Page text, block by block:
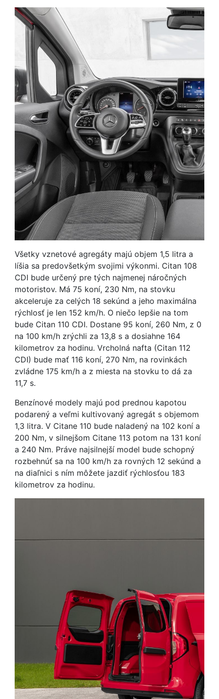
Všetky vznetové agregáty majú objem 1,5 litra a
líšia sa predovšetkým svojimi výkonmi. Citan 108
CDI bude určený pre tých najmenej náročných
motoristov. Má 75 koní, 230 Nm, na stovku
akceleruje za celých 18 sekúnd a jeho maximálna
rýchlosť je len 152 km/h. O niečo lepšie na tom
bude Citan 110 CDI. Dostane 95 koní, 260 Nm, z 0
na 100 km/h zrýchli za 13,8 s a dosiahne 164
kilometrov za hodinu. Vrcholná nafta (Citan 112
CDI) bude mať 116 koní, 270 Nm, na rovinkách
zvládne 175 km/h a z miesta na stovku to dá za
11,7 s.
Benzínové modely majú pod prednou kapotou
podarený a veľmi kultivovaný agregát s objemom
1,3 litra. V Citane 110 bude naladený na 102 koní a
200 Nm, v silnejšom Citane 113 potom na 131 koní
a 240 Nm. Práve najsilnejší model bude schopný
rozbehnúť sa na 100 km/h za rovných 12 sekúnd a
na diaľnici s ním môžete jazdiť rýchlosťou 183
kilometrov za hodinu.